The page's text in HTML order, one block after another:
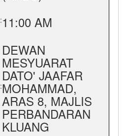
:11:00 AM
:
DEWAN
MESYUARAT
DATO' JAAFAR
MOHAMMAD,
ARAS 8, MAJLIS
PERBANDARAN
KLUANG